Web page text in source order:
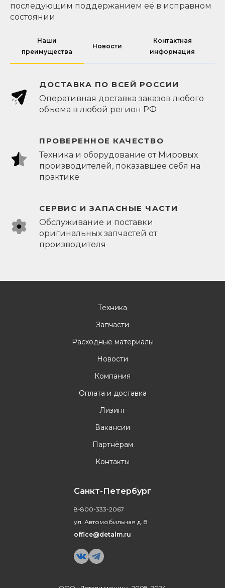
последующим поддержанием её в исправном
состоянии
Наши
преимущества
Новости
Контактная
информация
ДОСТАВКА ПО ВСЕЙ РОССИИ
Оперативная доставка заказов любого
объема в любой регион РФ
ПРОВЕРЕННОЕ КАЧЕСТВО
Техника и оборудование от Мировых
производителей, показавшее себя на
практике
СЕРВИС И ЗАПАСНЫЕ ЧАСТИ
Обслуживание и поставки
оригинальных запчастей от
производителя
Техника
Запчасти
Расходные материалы
Новости
Компания
Оплата и доставка
Лизинг
Вакансии
Партнёрам
Контакты
Санкт-Петербург
8-800-333-2067
ул. Автомобильная д. 8
office@detalm.ru